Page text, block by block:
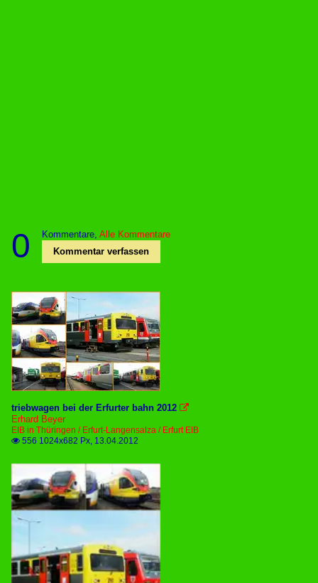
0 Kommentare, Alle Kommentare
Kommentar verfassen
triebwagen bei der Erfurter bahn 2012 
Erhard Beyer
EIB in Thüringen / Erfurt-Langensalza / Erfurt EIB
 556 1024x682 Px, 13.04.2012